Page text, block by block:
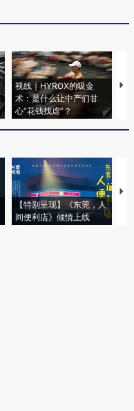
视线｜HYROX的吸金
术：是什么让中产们甘
心“花钱找虐”？
马
【特别呈现】《东莞，人
间便利店》倾情上线
【